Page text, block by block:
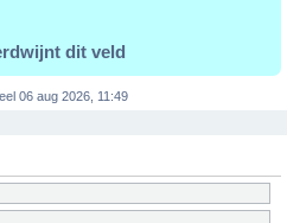
dit veld
06 aug 2026, 11:49